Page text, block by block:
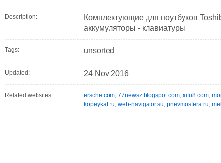
Description:
Комплектующие для ноутбуков
аккумуляторы - клавиатуры
Tags: unsorted
Updated: 24 Nov 2016
Related websites: ersche.com, 77newsz.blogspot.com, aifu8.com,
kopeykaf.ru, web-navigator.su, pnevmosfera.ru,